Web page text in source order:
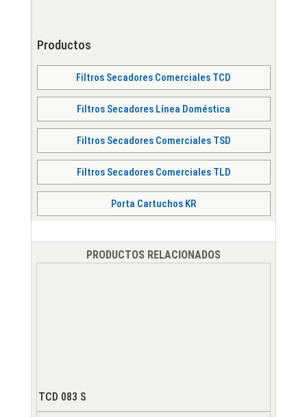
Productos
Filtros Secadores Comerciales TCD
Filtros Secadores Línea Doméstica
Filtros Secadores Comerciales TSD
Filtros Secadores Comerciales TLD
Porta Cartuchos KR
PRODUCTOS RELACIONADOS
TCD 083 S